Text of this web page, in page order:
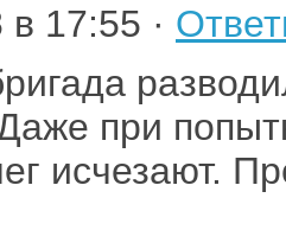
17:55 ·
при
исчезают.